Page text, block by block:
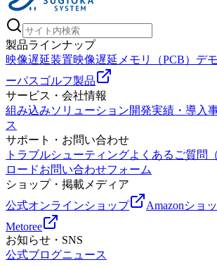
製品ラインナップ
映像遅延装置映像遅延メモリ（PCB） デ
ーパスゴルフ製品
サービス・会社情報
組み込みソリューション開発実績・導入
ス
サポート・お問い合わせ
トラブルシューティングよくあるご質問
ロードお問い合わせフォーム
ショップ・掲載メディア
公式オンラインショップ
Amazonショ
Metoree
お知らせ・SNS
公式ブログニュース